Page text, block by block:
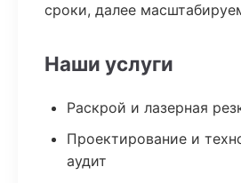
сроки, далее
Наши услуги
Раскрой и лазерная
Проектирование и
аудит